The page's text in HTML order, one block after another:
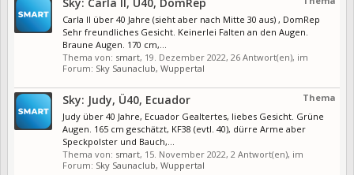
Sky: Carla II, Ü40, DomRep
Carla II über 40 Jahre (sieht aber nach Mitte 30 aus) , DomRep
Sehr freundliches Gesicht. Keinerlei Falten an den Augen.
Braune Augen. 170 cm,...
Thema von: smart, 19. Dezember 2022, 26 Antwort(en), im
Forum: Sky Saunaclub, Wuppertal
Thema
Sky: Judy, Ü40, Ecuador
Judy über 40 Jahre, Ecuador Gealtertes, liebes Gesicht. Grüne
Augen. 165 cm geschätzt, KF38 (evtl. 40), dürre Arme aber
Speckpolster und Bauch,...
Thema von: smart, 15. November 2022, 2 Antwort(en), im
Forum: Sky Saunaclub, Wuppertal